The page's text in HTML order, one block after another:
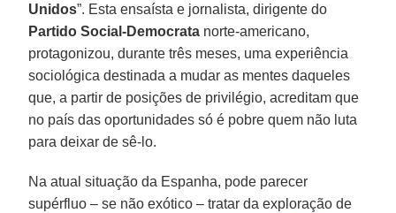
Unidos”. Esta ensaísta e jornalista, dirigente do
Partido Social-Democrata norte-americano,
protagonizou, durante três meses, uma experiência
sociológica destinada a mudar as mentes daqueles
que, a partir de posições de privilégio, acreditam que
no país das oportunidades só é pobre quem não luta
para deixar de sê-lo.
Na atual situação da Espanha, pode parecer
supérfluo – se não exótico – tratar da exploração de